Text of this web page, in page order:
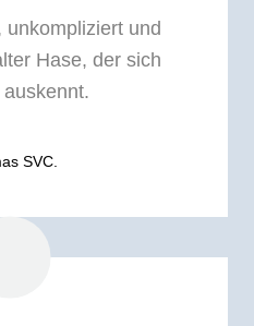
unkompliziert und
Hase, der sich
SVC.